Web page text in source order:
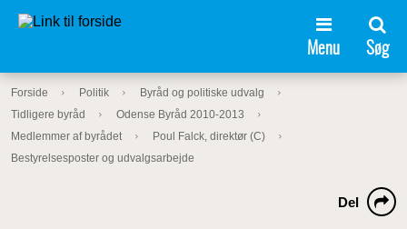
Menu Søg
Forside Politik
Byråd og politiske udvalg
Tidligere byråd
Odense Byråd 2010-2013
Medlemmer af byrådet
Poul Falck, direktør (C)
Bestyrelsesposter og udvalgsarbejde
Del